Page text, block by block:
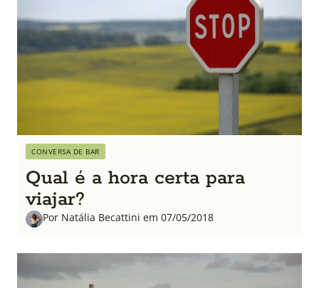
CONVERSA DE BAR
Qual é a hora certa para
viajar?
Por Natália Becattini em 07/05/2018